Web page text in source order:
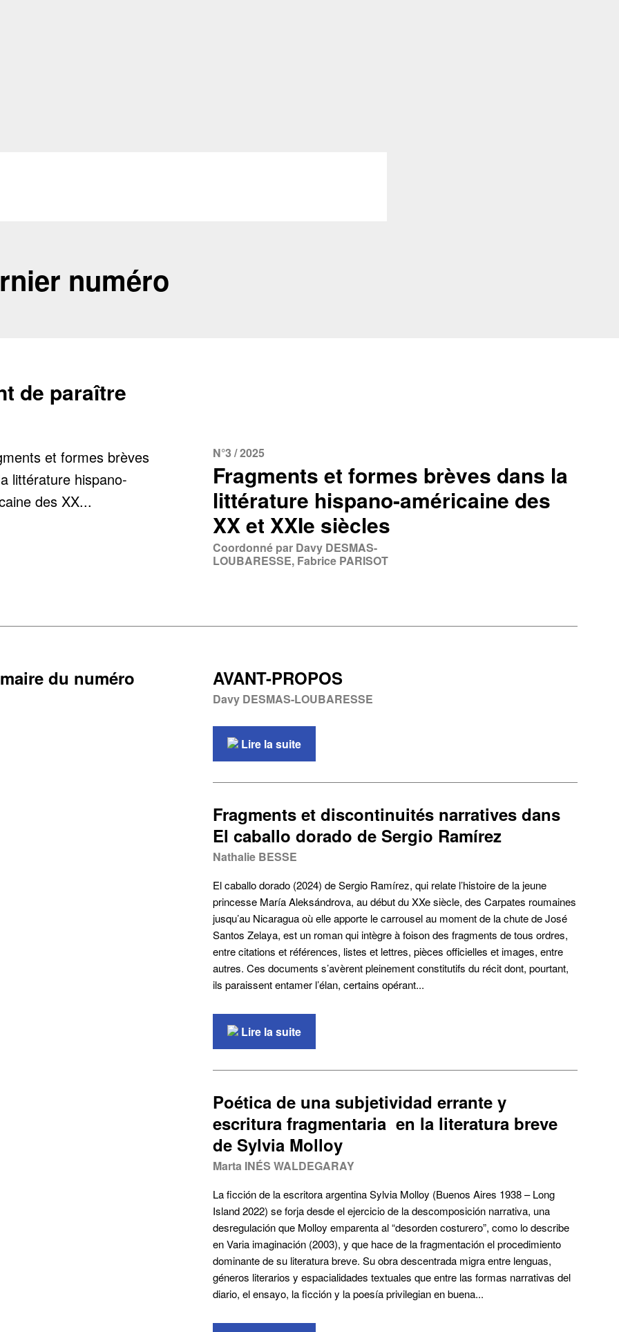
numéro
de paraître
N°3 / 2025
Fragments et formes brèves dans la
littérature hispano-américaine des
XX et XXIe siècles
Coordonné par Davy DESMAS-
LOUBARESSE, Fabrice PARISOT
du numéro AVANT-PROPOS
Davy DESMAS-LOUBARESSE
Lire la suite
Fragments et discontinuités narratives dans
El caballo dorado de Sergio Ramírez
Nathalie BESSE
El caballo dorado (2024) de Sergio Ramírez, qui relate l’histoire de la jeune
princesse María Aleksándrova, au début du XXe siècle, des Carpates roumaines
jusqu’au Nicaragua où elle apporte le carrousel au moment de la chute de José
Santos Zelaya, est un roman qui intègre à foison des fragments de tous ordres,
entre citations et références, listes et lettres, pièces officielles et images, entre
autres. Ces documents s’avèrent pleinement constitutifs du récit dont, pourtant,
ils paraissent entamer l’élan, certains opérant...
Lire la suite
Poética de una subjetividad errante y
escritura fragmentaria en la literatura breve
de Sylvia Molloy
Marta INÉS WALDEGARAY
La ficción de la escritora argentina Sylvia Molloy (Buenos Aires 1938 – Long
Island 2022) se forja desde el ejercicio de la descomposición narrativa, una
desregulación que Molloy emparenta al “desorden costurero”, como lo describe
en Varia imaginación (2003), y que hace de la fragmentación el procedimiento
dominante de su literatura breve. Su obra descentrada migra entre lenguas,
géneros literarios y espacialidades textuales que entre las formas narrativas del
diario, el ensayo, la ficción y la poesía privilegian en buena...